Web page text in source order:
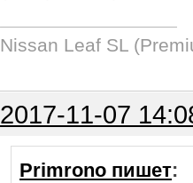
Nissan Leaf SL
2017-11-07
Primrono пишет: